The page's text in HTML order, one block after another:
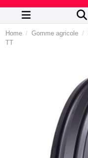
Home Gomme agricole
TT